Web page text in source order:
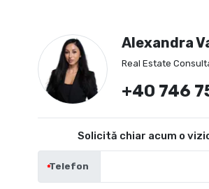
Alexandra
Real Estate
+40 746
Solicită chiar acum o
Telefon